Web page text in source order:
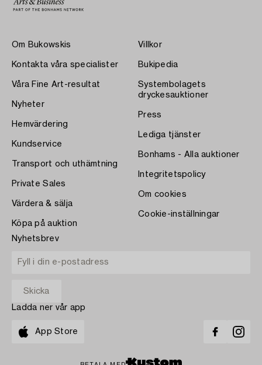
Om Bukowskis
Kontakta våra specialister
Våra Fine Art-resultat
Nyheter
Hemvärdering
Kundservice
Transport och uthämtning
Private Sales
Värdera & sälja
Köpa på auktion
Villkor
Bukipedia
Systembolagets
dryckesauktioner
Press
Lediga tjänster
Bonhams - Alla auktioner
Integritetspolicy
Om cookies
Cookie-inställningar
Nyhetsbrev
Ladda ner vår app
App Store